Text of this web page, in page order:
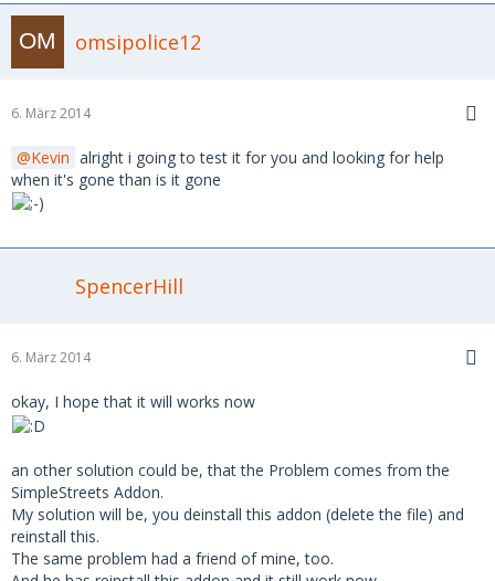
omsipolice12
6. März 2014
Kevin alright i going to test it for you and looking for help
when it's gone than is it gone
SpencerHill
6. März 2014
okay, I hope that it will works now
an other solution could be, that the Problem comes from the
SimpleStreets Addon.
My solution will be, you deinstall this addon (delete the file) and
reinstall this.
The same problem had a friend of mine, too.